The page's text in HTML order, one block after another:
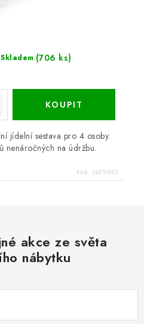
Skladem (706 ks)
jídelní sestava pro 4 osoby.
nenáročných na údržbu.
Kód: 345708S5
akce ze světa
nábytku